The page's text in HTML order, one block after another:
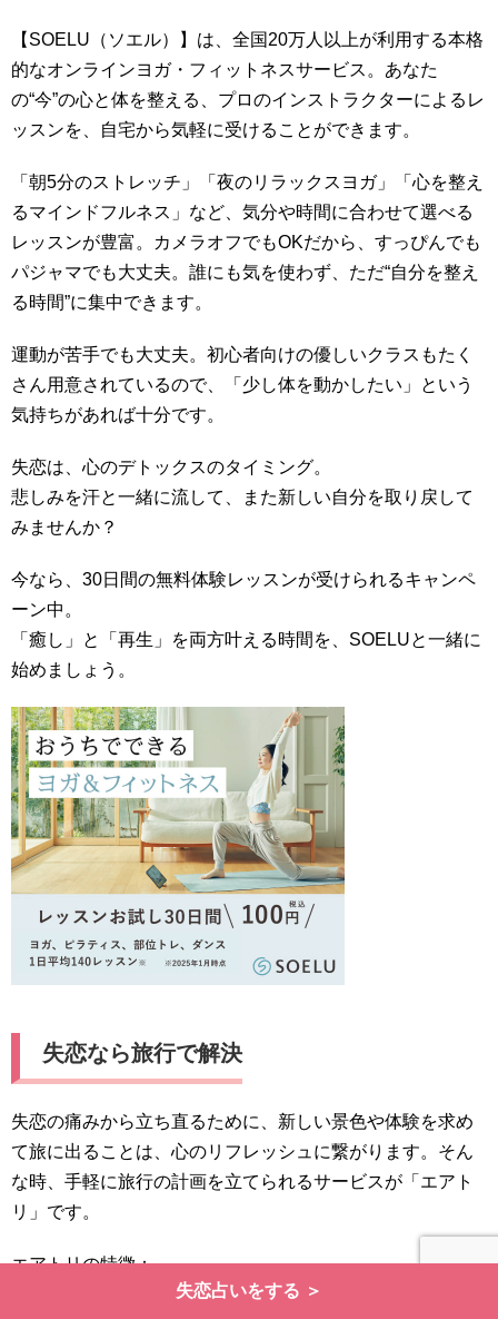
【SOELU（ソエル）】は、全国20万人以上が利用する本格
的なオンラインヨガ・フィットネスサービス。あなた
の“今”の心と体を整える、プロのインストラクターによるレ
ッスンを、自宅から気軽に受けることができます。
「朝5分のストレッチ」「夜のリラックスヨガ」「心を整え
るマインドフルネス」など、気分や時間に合わせて選べる
レッスンが豊富。カメラオフでもOKだから、すっぴんでも
パジャマでも大丈夫。誰にも気を使わず、ただ“自分を整え
る時間”に集中できます。
運動が苦手でも大丈夫。初心者向けの優しいクラスもたく
さん用意されているので、「少し体を動かしたい」という
気持ちがあれば十分です。
失恋は、心のデトックスのタイミング。
悲しみを汗と一緒に流して、また新しい自分を取り戻して
みませんか？
今なら、30日間の無料体験レッスンが受けられるキャンペ
ーン中。
「癒し」と「再生」を両方叶える時間を、SOELUと一緒に
始めましょう。
失恋なら旅行で解決
失恋の痛みから立ち直るために、新しい景色や体験を求め
て旅に出ることは、心のリフレッシュに繋がります。そん
な時、手軽に旅行の計画を立てられるサービスが「エアト
リ」です。
エアトリの特徴：
豊富な航空券とホテルの選択肢：国内外の航空会社やホテ
失恋占いをする ＞